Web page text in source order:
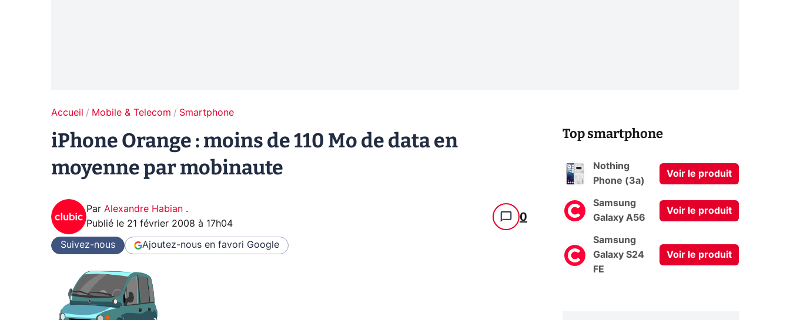
Accueil Mobile & Telecom Smartphone
iPhone Orange : moins de 110 Mo de data en
moyenne par mobinaute
Par Alexandre Habian .
Publié le 21 février 2008 à 17h04 0
Suivez-nous Ajoutez-nous en favori Google
Top smartphone
Nothing
Phone (3a)
Voir le produit
Samsung
Galaxy A56
Voir le produit
Samsung
Galaxy S24
FE
Voir le produit